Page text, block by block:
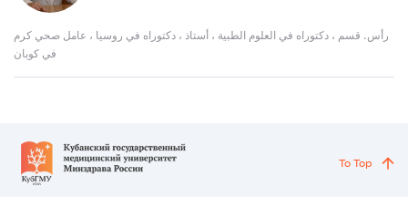
رأس. قسم ، دكتوراه في العلوم الطبية ، أستاذ ، دكتوراه في روسيا ، عامل صحي كرم
في كوبان
To Top